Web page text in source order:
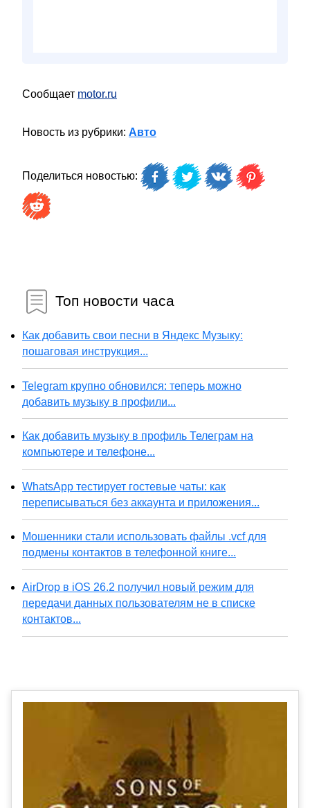
Сообщает motor.ru
Новость из рубрики: Авто
Поделиться новостью:
Топ новости часа
Как добавить свои песни в Яндекс Музыку:
пошаговая инструкция...
Telegram крупно обновился: теперь можно
добавить музыку в профили...
Как добавить музыку в профиль Телеграм на
компьютере и телефоне...
WhatsApp тестирует гостевые чаты: как
переписываться без аккаунта и приложения...
Мошенники стали использовать файлы .vcf для
подмены контактов в телефонной книге...
AirDrop в iOS 26.2 получил новый режим для
передачи данных пользователям не в списке
контактов...